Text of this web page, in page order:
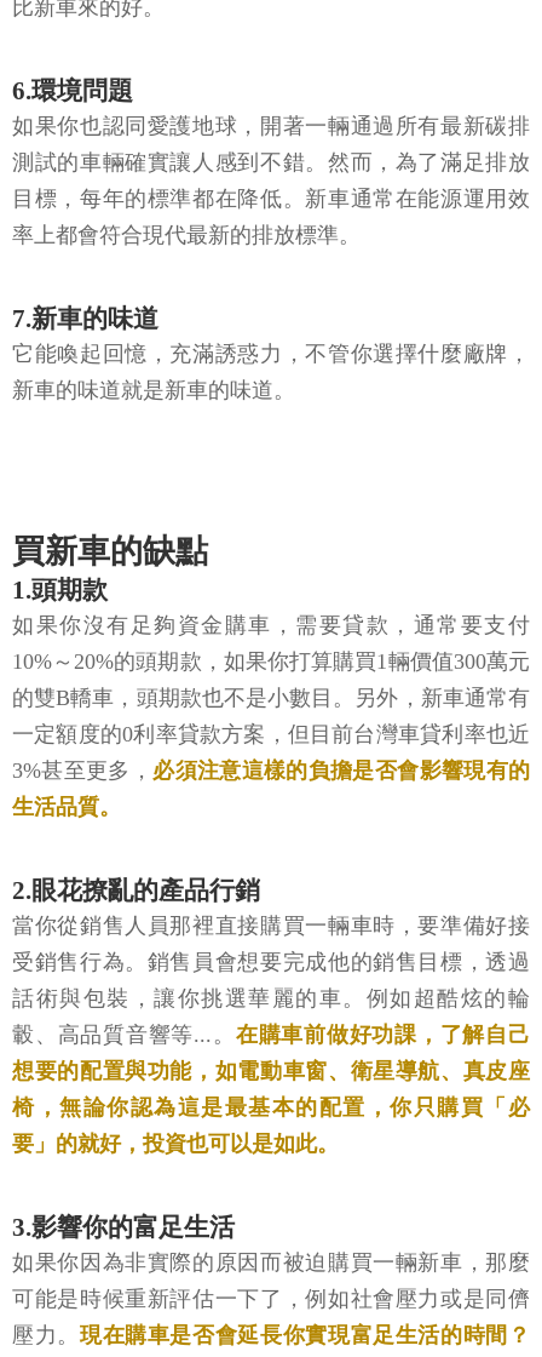
比新車來的好。
6.環境問題
如果你也認同愛護地球，開著一輛通過所有最新碳排
測試的車輛確實讓人感到不錯。然而，為了滿足排放
目標，每年的標準都在降低。新車通常在能源運用效
率上都會符合現代最新的排放標準。
7.新車的味道
它能喚起回憶，充滿誘惑力，不管你選擇什麼廠牌，
新車的味道就是新車的味道。
買新車的缺點
1.頭期款
如果你沒有足夠資金購車，需要貸款，通常要支付
10%～20%的頭期款，如果你打算購買1輛價值300萬元
的雙B轎車，頭期款也不是小數目。另外，新車通常有
一定額度的0利率貸款方案，但目前台灣車貸利率也近
3%甚至更多， 必須注意這樣的負擔是否會影響現有的
生活品質。
2.眼花撩亂的產品行銷
當你從銷售人員那裡直接購買一輛車時，要準備好接
受銷售行為。銷售員會想要完成他的銷售目標，透過
話術與包裝，讓你挑選華麗的車。例如超酷炫的輪
轂、高品質音響等...。 在購車前做好功課，了解自己
想要的配置與功能，如電動車窗、衛星導航、真皮座
椅，無論你認為這是最基本的配置，你只購買「必
要」的就好，投資也可以是如此。
3.影響你的富足生活
如果你因為非實際的原因而被迫購買一輛新車，那麼
可能是時候重新評估一下了，例如社會壓力或是同儕
壓力。 現在購車是否會延長你實現富足生活的時間？